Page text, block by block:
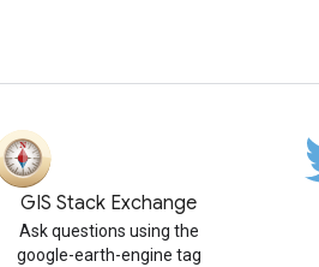
GIS Stack Exchange
Ask questions using the
google-earth-engine tag